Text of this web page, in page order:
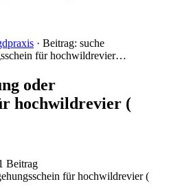
· Beitrag: suche
für hochwildrevier…
oder
hochwildrevier (
Beitrag
für hochwildrevier (